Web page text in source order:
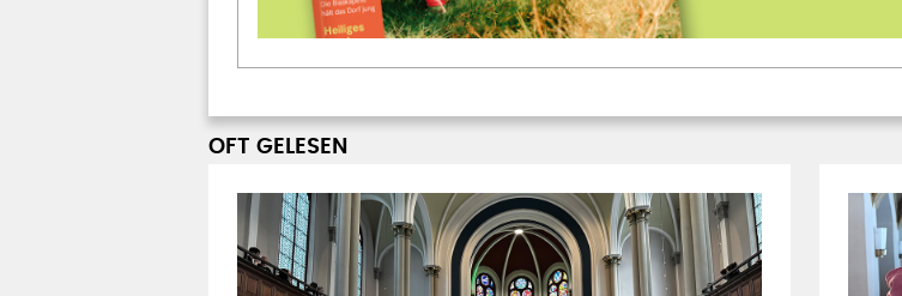
OFT GELESEN